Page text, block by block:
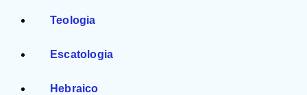
Teologia
Escatologia
Hebraico